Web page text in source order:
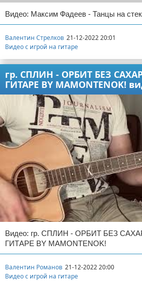
Видео: Максим Фадеев - Танцы на
Валентин Стрелков 21-12-2022 20:01
Видео с игрой на гитаре
гр. СПЛИН - ОРБИТ БЕЗ
ГИТАРЕ BY MAMONTENOK!
Видео: гр. СПЛИН - ОРБИТ БЕЗ
ГИТАРЕ BY MAMONTENOK!
Валентин Романов 21-12-2022 20:00
Видео с игрой на гитаре